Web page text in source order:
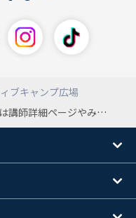
ブキャンプ広場
が） 低評価のコメントも講師選択の際に参考になりますし（そういったコメントの内容を読んで、場合によってはその講師を避けられるので）、他の会員の方はいかがかなとお伺いしたく投稿いたします。